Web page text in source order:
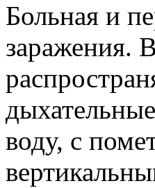
Больная и
заражения.
воду, с